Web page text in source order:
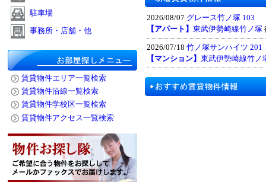
駐車場
事務所・店舗・他
賃貸物件エリア一覧検索
賃貸物件沿線一覧検索
賃貸物件学校区一覧検索
賃貸物件アクセス一覧検索
2026/08/07 グレース竹ノ塚 103
【アパート】 東武伊勢崎線竹ノ塚
2026/07/18 竹ノ塚サンハイツ 201
【マンション】 東武伊勢崎線竹ノ